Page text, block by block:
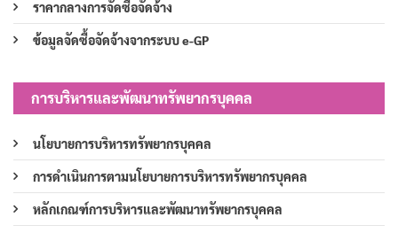
ราคากลางการจัดซื้อจัดจ้าง
ข้อมูลจัดซื้อจัดจ้างจากระบบ e-GP
การบริหารและพัฒนาทรัพยากรบุคคล
นโยบายการบริหารทรัพยากรบุคคล
การดำเนินการตามนโยบายการบริหารทรัพยากรบุคคล
หลักเกณฑ์การบริหารและพัฒนาทรัพยากรบุคคล